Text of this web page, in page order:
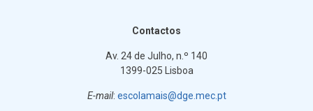
Contactos
Av. 24 de Julho, n.º 140
1399-025 Lisboa
E-mail: escolamais@dge.mec.pt